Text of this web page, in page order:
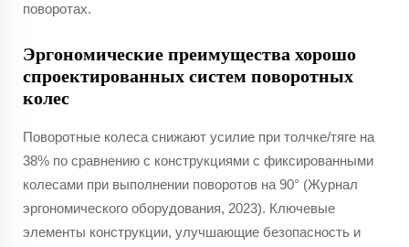
поворотах.
Эргономические преимущества хорошо
спроектированных систем поворотных
колес
Поворотные колеса снижают усилие при толчке/тяге на
38% по сравнению с конструкциями с фиксированными
колесами при выполнении поворотов на 90° (Журнал
эргономического оборудования, 2023). Ключевые
элементы конструкции, улучшающие безопасность и